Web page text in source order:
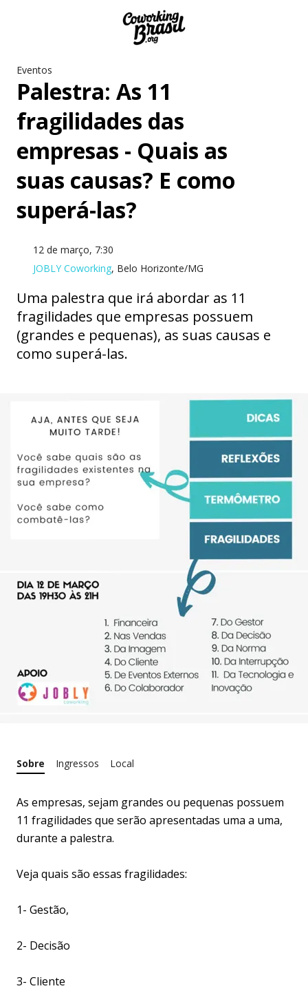
Eventos
Palestra: As 11
fragilidades das
empresas - Quais as
suas causas? E como
superá-las?
12 de março, 7:30
JOBLY Coworking, Belo Horizonte/MG
Uma palestra que irá abordar as 11
fragilidades que empresas possuem
(grandes e pequenas), as suas causas e
como superá-las.
Sobre Ingressos Local
As empresas, sejam grandes ou pequenas possuem
11 fragilidades que serão apresentadas uma a uma,
durante a palestra.
Veja quais são essas fragilidades:
1- Gestão,
2- Decisão
3- Cliente